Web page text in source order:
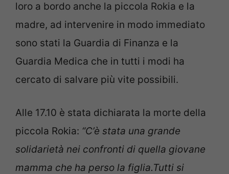
loro a bordo anche la piccola Rokia e la
madre, ad intervenire in modo immediato
sono stati la Guardia di Finanza e la
Guardia Medica che in tutti i modi ha
cercato di salvare più vite possibili.
Alle 17.10 è stata dichiarata la morte della
piccola Rokia: “C’è stata una grande
solidarietà nei confronti di quella giovane
mamma che ha perso la figlia.Tutti si